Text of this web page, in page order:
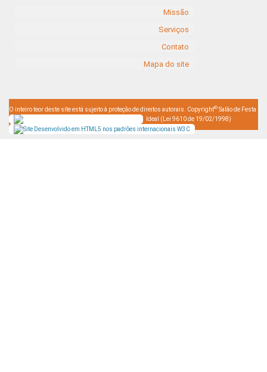
Missão
Serviços
Contato
Mapa do site
O inteiro teor deste site está sujeito à proteção de direitos autorais. Copyright© Salão de Festa
Ideal (Lei 9610 de 19/02/1998)